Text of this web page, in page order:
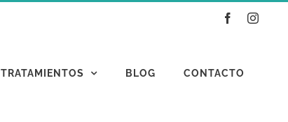
Facebook
TRATAMIENTOS BLOG CONTACTO